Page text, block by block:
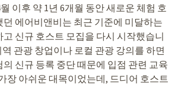
이후 약 1년 6개월 동안 새로운 체험 호
던 에어비앤비는 최근 기준에 미달하는
신규 호스트 모집을 다시 시작했습니
관광 창업이나 로컬 관광 강의를 하면
신규 등록 중단 때문에 입점 관련 교육
장 아쉬운 대목이었는데, 드디어 호스트